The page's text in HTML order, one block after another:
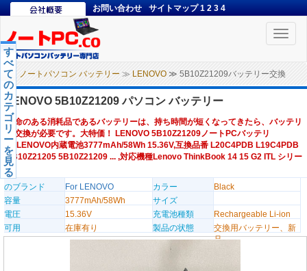
お問い合わせ サイトマップ 1 2 3 4
Toggle
ノートパソコン バッテリー ≫ LENOVO ≫ 5B10Z21209バッテリー交換
す
べ
て
の
カ
テ
ゴ
リ
ー
を
見
る
LENOVO 5B10Z21209 パソコン バッテリー
寿命のある消耗品であるバッテリーは、持ち時間が短くなってきたら、バッテリ
ー交換が必要です。大特価！ LENOVO 5B10Z21209ノートPCバッテリ
ー,LENOVO内蔵電池3777mAh/58Wh 15.36V,互換品番 L20C4PDB L19C4PDB
SB10Z21205 5B10Z21209 ... ,対応機種Lenovo ThinkBook 14 15 G2 ITL シリー
ズ
のブランド
For LENOVO カラー
Black
容量
3777mAh/58Wh
サイズ
電圧
15.36V 充電池種類
Rechargeable Li-ion
可用
在庫有り 製品の状態
交換用バッテリー、新
品